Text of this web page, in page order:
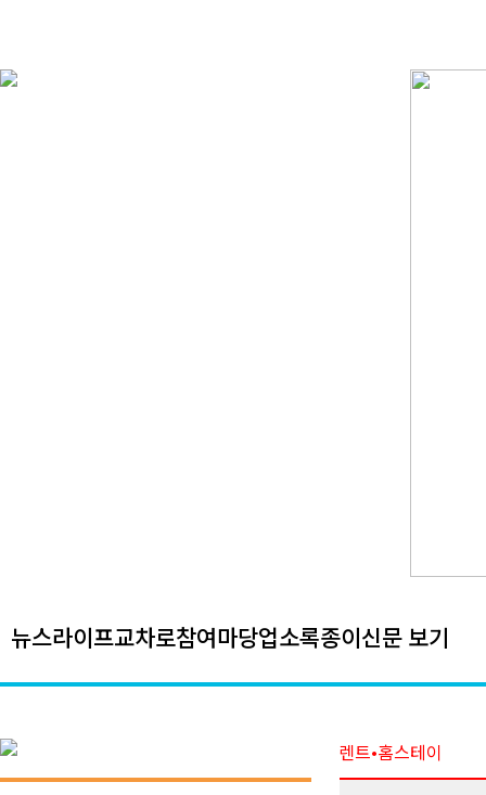
뉴스라이프교차로참여마당업소록종이신문 보기
렌트•홈스테이